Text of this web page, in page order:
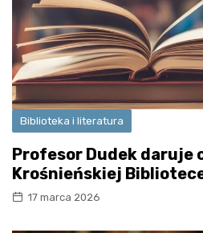
Biblioteka i literatura
Profesor Dudek daruje
Krośnieńskiej
17 marca 2026